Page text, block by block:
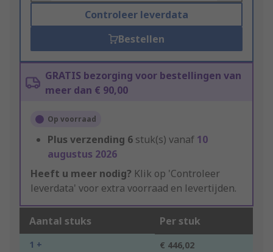
Controleer leverdata
Bestellen
GRATIS bezorging voor bestellingen van
meer dan € 90,00
Op voorraad
Plus verzending 6 stuk(s) vanaf 10
augustus 2026
Heeft u meer nodig? Klik op 'Controleer
leverdata' voor extra voorraad en levertijden.
Aantal stuks Per stuk
1 + € 446,02